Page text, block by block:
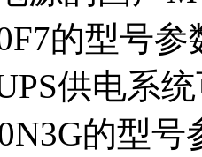
的型号参
供电系
的型号